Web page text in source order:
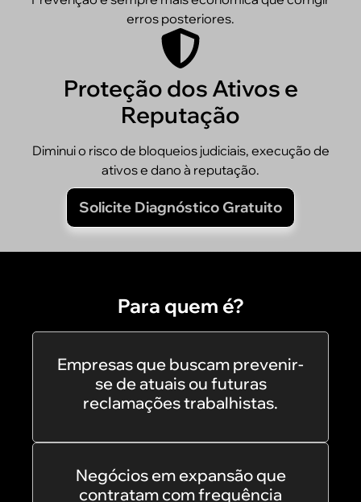
erros posteriores.
Proteção dos Ativos e
Reputação
Diminui o risco de bloqueios judiciais, execução de
ativos e dano à reputação.
Solicite Diagnóstico Gratuito
Para quem é?
Empresas que buscam prevenir-
se de atuais ou futuras
reclamações trabalhistas.
Negócios em expansão que
contratam com frequência